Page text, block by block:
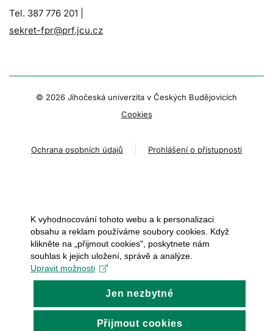
Tel. 387 776 201 |
sekret-fpr@prf.jcu.cz
© 2026 Jihočeská univerzita v Českých Budějovicích
Cookies
Ochrana osobních údajů Prohlášení o přístupnosti
K vyhodnocování tohoto webu a k personalizaci
obsahu a reklam používáme soubory cookies. Když
klikněte na „přijmout cookies", poskytnete nám
souhlas k jejich uložení, správě a analýze.
Upravit možnosti
Jen nezbytné
Přijmout cookies